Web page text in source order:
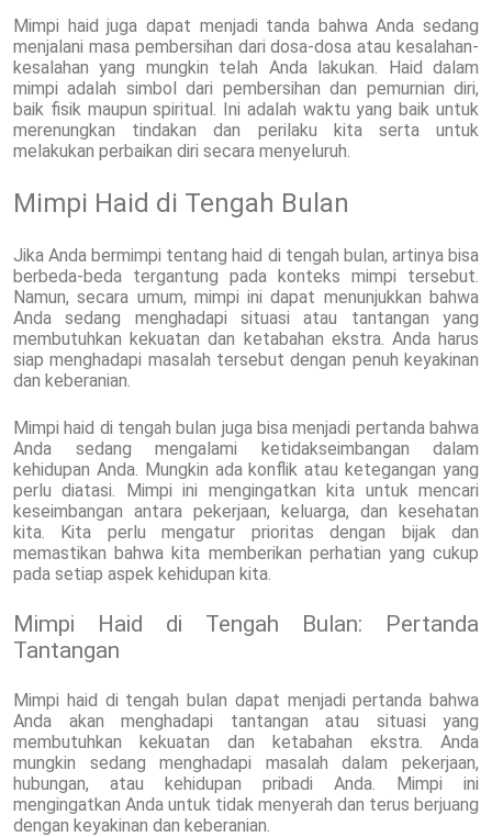
Mimpi haid juga dapat menjadi tanda bahwa Anda sedang
menjalani masa pembersihan dari dosa-dosa atau kesalahan-
kesalahan yang mungkin telah Anda lakukan. Haid dalam
mimpi adalah simbol dari pembersihan dan pemurnian diri,
baik fisik maupun spiritual. Ini adalah waktu yang baik untuk
merenungkan tindakan dan perilaku kita serta untuk
melakukan perbaikan diri secara menyeluruh.
Mimpi Haid di Tengah Bulan
Jika Anda bermimpi tentang haid di tengah bulan, artinya bisa
berbeda-beda tergantung pada konteks mimpi tersebut.
Namun, secara umum, mimpi ini dapat menunjukkan bahwa
Anda sedang menghadapi situasi atau tantangan yang
membutuhkan kekuatan dan ketabahan ekstra. Anda harus
siap menghadapi masalah tersebut dengan penuh keyakinan
dan keberanian.
Mimpi haid di tengah bulan juga bisa menjadi pertanda bahwa
Anda sedang mengalami ketidakseimbangan dalam
kehidupan Anda. Mungkin ada konflik atau ketegangan yang
perlu diatasi. Mimpi ini mengingatkan kita untuk mencari
keseimbangan antara pekerjaan, keluarga, dan kesehatan
kita. Kita perlu mengatur prioritas dengan bijak dan
memastikan bahwa kita memberikan perhatian yang cukup
pada setiap aspek kehidupan kita.
Mimpi Haid di Tengah Bulan: Pertanda
Tantangan
Mimpi haid di tengah bulan dapat menjadi pertanda bahwa
Anda akan menghadapi tantangan atau situasi yang
membutuhkan kekuatan dan ketabahan ekstra. Anda
mungkin sedang menghadapi masalah dalam pekerjaan,
hubungan, atau kehidupan pribadi Anda. Mimpi ini
mengingatkan Anda untuk tidak menyerah dan terus berjuang
dengan keyakinan dan keberanian.